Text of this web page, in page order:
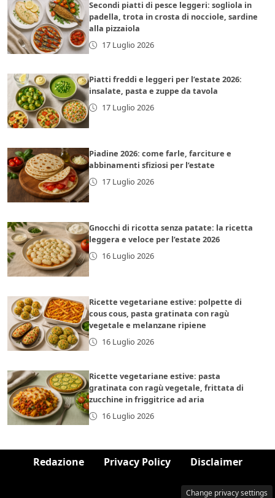
Secondi piatti di pesce leggeri: sogliola in
padella, trota in crosta di nocciole, sardine
alla pizzaiola
17 Luglio 2026
Piatti freddi e leggeri per l’estate 2026:
insalate, pasta e zuppe da tavola
17 Luglio 2026
Piadine 2026: come farle, farciture e
abbinamenti sfiziosi per l’estate
17 Luglio 2026
Gnocchi di ricotta senza patate: la ricetta
leggera e veloce per l’estate 2026
16 Luglio 2026
Ricette vegetariane estive: polpette di
cous cous, pasta gratinata con ragù
vegetale e melanzane ripiene
16 Luglio 2026
Ricette vegetariane estive: pasta
gratinata con ragù vegetale, frittata di
zucchine in friggitrice ad aria
16 Luglio 2026
Redazione Privacy Policy Disclaimer
Change privacy settings